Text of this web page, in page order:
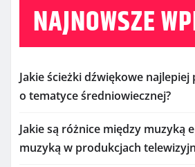
NAJNOWSZE
Jakie ścieżki dźwiękowe
o tematyce średniowiecznej?
Jakie są różnice między muzyką
muzyką w produkcjach